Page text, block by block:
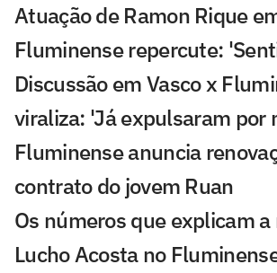
Atuação de Ramon Rique
Fluminense repercute:
Discussão em Vasco x
viraliza: 'Já expulsaram por
Fluminense anuncia
contrato do jovem Ruan
Os números que explicam a
Lucho Acosta no